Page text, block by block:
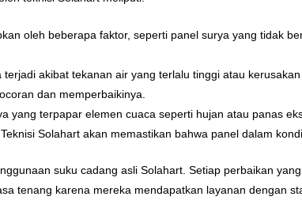
oleh beberapa faktor, seperti panel surya yang tidak
terjadi akibat tekanan air yang terlalu tinggi atau
dan memperbaikinya.
yang terpapar elemen cuaca seperti hujan atau panas
Solahart akan memastikan bahwa panel dalam
suku cadang asli Solahart. Setiap perbaikan
tenang karena mereka mendapatkan layanan dengan